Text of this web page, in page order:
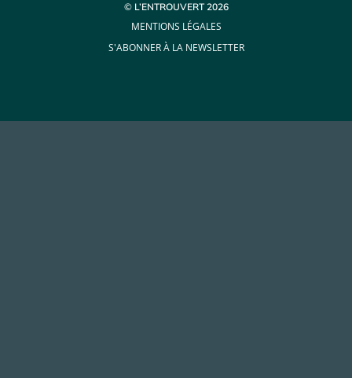
© L’ENTROUVERT 2026
MENTIONS LÉGALES
S'ABONNER À LA NEWSLETTER